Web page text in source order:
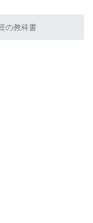
の教科書